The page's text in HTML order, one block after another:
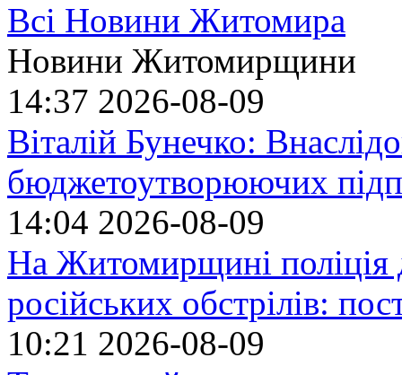
Всі Новини Житомира
Новини Житомирщини
14:37 2026-08-09
Віталій Бунечко:
бюджетоутворюючих
14:04 2026-08-09
На Житомирщині поліція
російських обстрілів:
10:21 2026-08-09